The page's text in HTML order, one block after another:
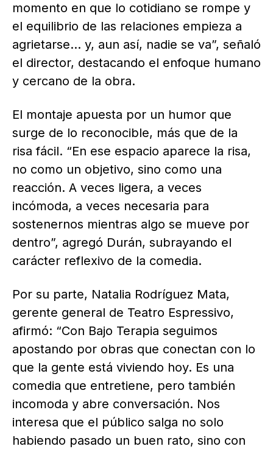
momento en que lo cotidiano se rompe y
el equilibrio de las relaciones empieza a
agrietarse… y, aun así, nadie se va”, señaló
el director, destacando el enfoque humano
y cercano de la obra.
El montaje apuesta por un humor que
surge de lo reconocible, más que de la
risa fácil. “En ese espacio aparece la risa,
no como un objetivo, sino como una
reacción. A veces ligera, a veces
incómoda, a veces necesaria para
sostenernos mientras algo se mueve por
dentro”, agregó Durán, subrayando el
carácter reflexivo de la comedia.
Por su parte, Natalia Rodríguez Mata,
gerente general de Teatro Espressivo,
afirmó: “Con Bajo Terapia seguimos
apostando por obras que conectan con lo
que la gente está viviendo hoy. Es una
comedia que entretiene, pero también
incomoda y abre conversación. Nos
interesa que el público salga no solo
habiendo pasado un buen rato, sino con